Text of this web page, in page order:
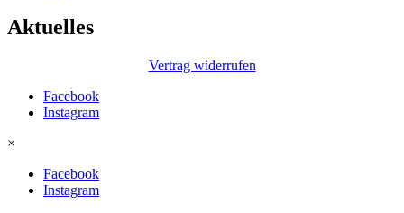
Aktuelles
Vertrag widerrufen
Facebook
Instagram
×
Facebook
Instagram